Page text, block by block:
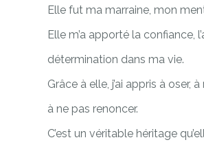
Elle fut ma marraine, mon
Elle m’a apporté la confiance,
détermination dans ma vie.
Grâce à elle, j’ai appris à oser,
à ne pas renoncer.
C’est un véritable héritage